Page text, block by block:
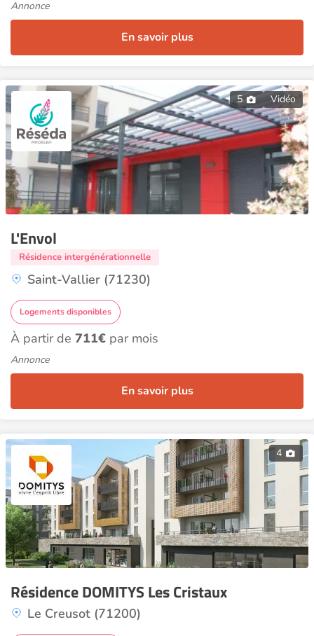
Annonce
En savoir plus
5 Vidéo
L'Envol
Résidence intergénérationnelle
Saint-Vallier (71230)
Logements disponibles
À partir de 711€ par mois
Annonce
En savoir plus
4
Résidence DOMITYS Les Cristaux
Le Creusot (71200)